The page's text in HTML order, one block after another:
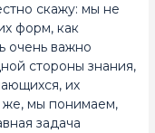
скажу: мы не
форм, как
очень важно
стороны знания,
их
же, мы понимаем,
задача